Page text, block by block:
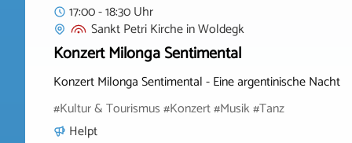
17:00 - 18:30 Uhr
Sankt Petri KircheinWoldegk
Konzert Milonga Sentimental
Konzert Milonga Sentimental - Eine argentinische Nacht
#Kultur & Tourismus #Konzert #Musik #Tanz
Helpt